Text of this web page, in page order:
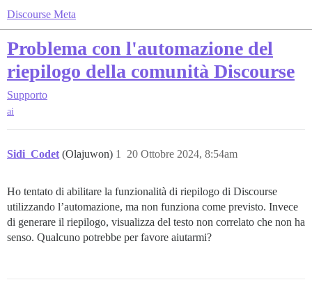
Discourse Meta
Problema con l'automazione del
riepilogo della comunità Discourse
Supporto
ai
Sidi_Codet (Olajuwon) 20 Ottobre 2024, 8:54am
1
Ho tentato di abilitare la funzionalità di riepilogo di Discourse
utilizzando l’automazione, ma non funziona come previsto. Invece
di generare il riepilogo, visualizza del testo non correlato che non ha
senso. Qualcuno potrebbe per favore aiutarmi?